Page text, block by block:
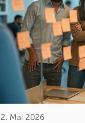
2. Mai 2026